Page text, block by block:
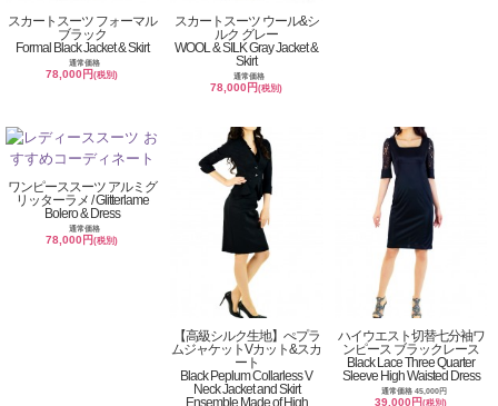
スカートスーツ フォーマル
ブラック
Formal Black Jacket & Skirt
通常価格
78,000円(税別)
スカートスーツ ウール&シ
ルク グレー
WOOL & SILK Gray Jacket &
Skirt
通常価格
78,000円(税別)
ワンピーススーツ アルミグ
リッターラメ / Glitterlame
Bolero & Dress
通常価格
78,000円(税別)
【高級シルク生地】ぺプラ
ムジャケットVカット&スカ
ート
Black Peplum Collarless V
Neck Jacket and Skirt
Ensemble Made of High
ハイウエスト切替七分袖ワ
ンピース ブラックレース
Black Lace Three Quarter
Sleeve High Waisted Dress
通常価格 45,000円
39,000円(税別)